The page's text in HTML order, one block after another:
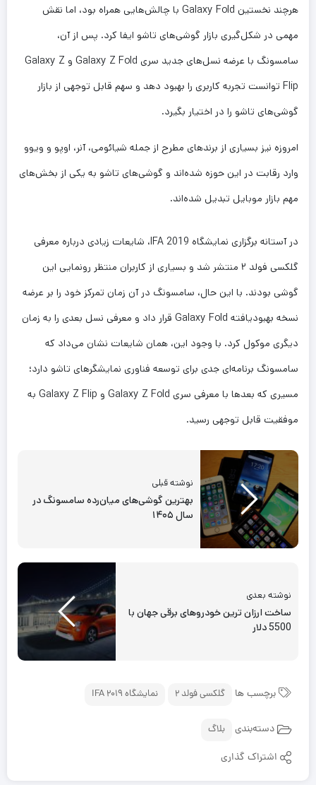
هرچند نخستین Galaxy Fold با چالش‌هایی همراه بود، اما نقش
مهمی در شکل‌گیری بازار گوشی‌های تاشو ایفا کرد. پس از آن،
سامسونگ با عرضه نسل‌های جدید سری Galaxy Z Fold و Galaxy Z
Flip توانست تجربه کاربری را بهبود دهد و سهم قابل توجهی از بازار
گوشی‌های تاشو را در اختیار بگیرد.
امروزه نیز بسیاری از برندهای مطرح از جمله شیائومی، آنر، اوپو و ویوو
وارد رقابت در این حوزه شده‌اند و گوشی‌های تاشو به یکی از بخش‌های
مهم بازار موبایل تبدیل شده‌اند.
در آستانه برگزاری نمایشگاه IFA 2019، شایعات زیادی درباره معرفی
گلکسی فولد ۲ منتشر شد و بسیاری از کاربران منتظر رونمایی این
گوشی بودند. با این حال، سامسونگ در آن زمان تمرکز خود را بر عرضه
نسخه بهبودیافته Galaxy Fold قرار داد و معرفی نسل بعدی را به زمان
دیگری موکول کرد. با وجود این، همان شایعات نشان می‌داد که
سامسونگ برنامه‌ای جدی برای توسعه فناوری نمایشگرهای تاشو دارد؛
مسیری که بعدها با معرفی سری Galaxy Z Fold و Galaxy Z Flip به
موفقیت قابل توجهی رسید.
نوشته قبلی
بهترین گوشی‌های میان‌رده سامسونگ در
سال ۱۴۰۵
نوشته بعدی
ساخت ارزان ترین خودروهای برقی جهان با
5500 دلار
برچسب ها گلکسی فولد ۲ نمایشگاه IFA 2019
دسته‌بندی بلاگ
اشتراک گذاری